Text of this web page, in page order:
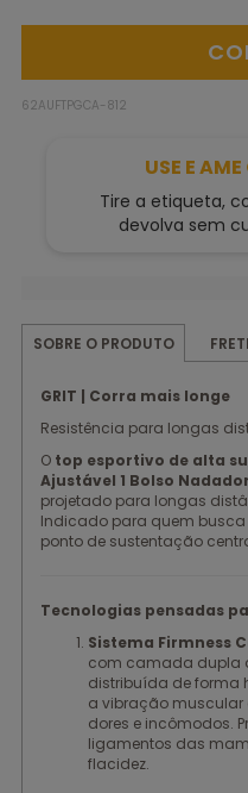
62AUFTPGCA-812
USE E
Tire a etiqueta,
devolva sem
SOBRE O PRODUTO
GRIT | Corra mais longe
Resistência para longas
O top esportivo de alta
Ajustável 1 Bolso
projetado para longas
Indicado para quem busca
ponto de sustentação
Tecnologias pensadas
Sistema Firmness
com camada dupla
distribuída de forma
a vibração muscular
dores e incômodos.
ligamentos das
flacidez.